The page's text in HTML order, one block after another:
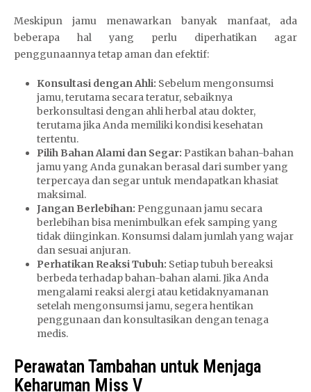
Meskipun jamu menawarkan banyak manfaat, ada
beberapa hal yang perlu diperhatikan agar
penggunaannya tetap aman dan efektif:
Konsultasi dengan Ahli: Sebelum mengonsumsi
jamu, terutama secara teratur, sebaiknya
berkonsultasi dengan ahli herbal atau dokter,
terutama jika Anda memiliki kondisi kesehatan
tertentu.
Pilih Bahan Alami dan Segar: Pastikan bahan-bahan
jamu yang Anda gunakan berasal dari sumber yang
terpercaya dan segar untuk mendapatkan khasiat
maksimal.
Jangan Berlebihan: Penggunaan jamu secara
berlebihan bisa menimbulkan efek samping yang
tidak diinginkan. Konsumsi dalam jumlah yang wajar
dan sesuai anjuran.
Perhatikan Reaksi Tubuh: Setiap tubuh bereaksi
berbeda terhadap bahan-bahan alami. Jika Anda
mengalami reaksi alergi atau ketidaknyamanan
setelah mengonsumsi jamu, segera hentikan
penggunaan dan konsultasikan dengan tenaga
medis.
Perawatan Tambahan untuk Menjaga
Keharuman Miss V